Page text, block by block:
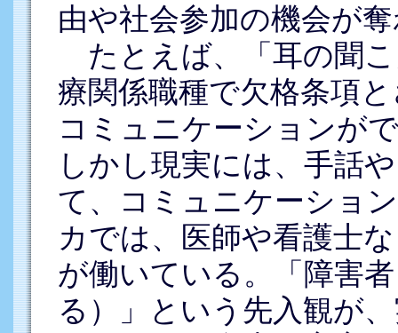
由や社会参加の機会が
たとえば、「耳の聞
療関係職種で欠格条項
コミュニケーションが
しかし現実には、手話
て、コミュニケーショ
カでは、医師や看護士
が働いている。「障害
る）」という先入観が